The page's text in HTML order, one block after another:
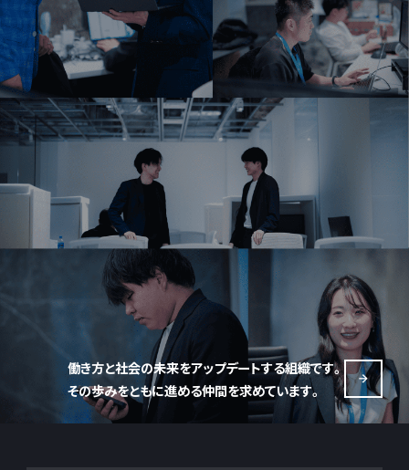
働き方と社会の未来をアップデートする組織です。
その歩みをともに進める仲間を求めています。